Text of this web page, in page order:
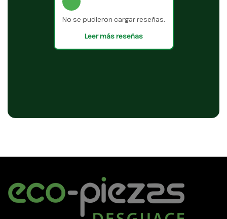
No se pudieron cargar reseñas.
Leer más reseñas